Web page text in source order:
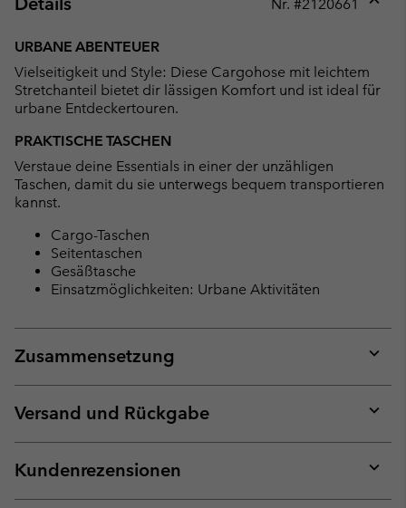
Nr. #2120661
URBANE ABENTEUER
Vielseitigkeit und Style: Diese Cargohose mit leichtem
Stretchanteil bietet dir lässigen Komfort und ist ideal für
urbane Entdeckertouren.
PRAKTISCHE TASCHEN
Verstaue deine Essentials in einer der unzähligen
Taschen, damit du sie unterwegs bequem transportieren
kannst.
Cargo-Taschen
Seitentaschen
Gesäßtasche
Einsatzmöglichkeiten: Urbane Aktivitäten
Zusammensetzung
or
Versand und Rückgabe
or
Kundenrezensionen
or